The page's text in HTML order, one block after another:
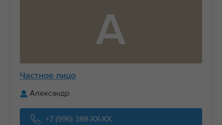
А
Частное лицо
Александр
+7 (996) 388-XX-XX